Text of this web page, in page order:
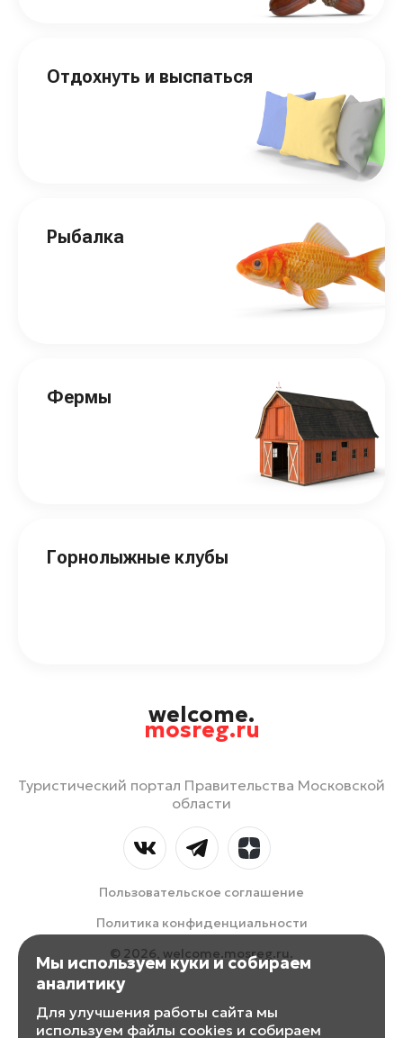
Отдохнуть и выспаться
Рыбалка
Фермы
Горнолыжные клубы
welcome.
mosreg.ru
Туристический портал Правительства Московской
области
Пользовательское соглашение
Политика конфиденциальности
© 2026, welcome.mosreg.ru.
Мы используем куки и собираем
аналитику
Для улучшения работы сайта мы
используем файлы cookies и собираем